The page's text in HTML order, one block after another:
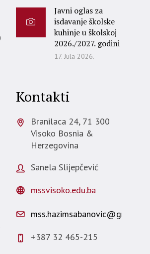
Javni oglas za
isdavanje školske
kuhinje u školskoj
2026./2027. godini
17. Jula 2026.
Kontakti
Branilaca 24, 71 300
Visoko Bosnia &
Herzegovina
Sanela Slijepčević
mssvisoko.edu.ba
mss.hazimsabanovic@gmail.com
+387 32 465-215